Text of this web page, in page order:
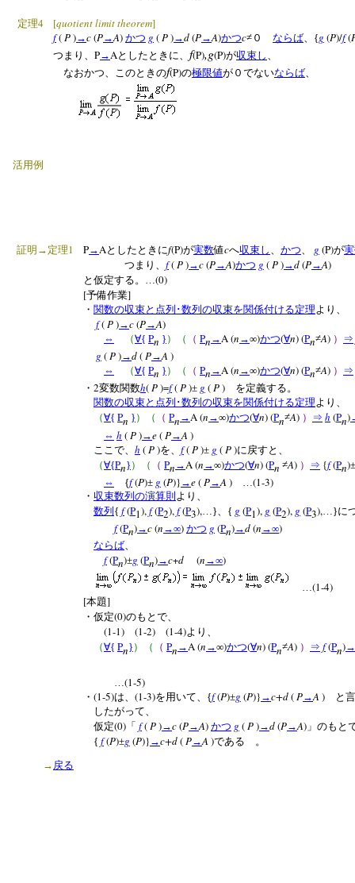
定理4 [quotient limit theorem]
f(P)→c(P→A) かつ g (P)→d(P→A)かつc≠０ ならば、{g (P)/f(
つまり、 P→Aとしたときに、 f(P),g(P)が収束し 、
なおかつ、このときのf(P)の極限値が０でないならば、
活用例
証明→定理1 P→Aとしたときにf(P)が実数値cへ収束し 、 かつ、 g (P)が
つまり、 f(P)→c(P→A)かつ g (P)→d(P→A)
と仮定する。…(0)
[予備作業]
・ 関数の収束と点列･数列の収束を関係付ける定理より、
f(P)→c(P→A)
⇔ （∀{ Pn } ）（ （ Pn →A (n →∞)かつ(∀n) (Pn≠A) ） ⇒
g (P)→d(P→A )
⇔ （∀{ Pn } ）（ （ Pn →A (n →∞)かつ(∀n) (Pn≠A) ） ⇒
・ 2変数関数h(P)=f(P)± g (P) を定義する。
関数の収束と点列･数列の収束を関係付ける定理より、
（∀{ Pn } ）（ （ Pn →A (n →∞)かつ(∀n) (Pn≠A) ） ⇒ h (Pn)
⇔ h ( P)→e( P→A )
ここで、 h ( P)を、 f( P)± g ( P)に戻すと、
（∀{Pn} ）（ （ Pn → A (n →∞)かつ(∀n) (Pn ≠A) ） ⇒ {f(Pn)±
⇔
{f(P)± g (P)} →e(P→A ) (1-3)
・ 収束数列の演算則 より、
数列 { f(P1),f(P2),f(P3), …}、{ g (P1), g (P2), g (P3), …}に
f(Pn)→c(n →∞) かつ g (Pn)→d(n →∞)
ならば、
f(Pn)±g (Pn)→c+d (n →∞)
…(1-4)
[本題]
・仮定(0)のもとで、
(1-1) (1-2) (1-4)より、
（∀{ Pn} ）（ （ Pn →A (n →∞)かつ(∀n) (Pn≠A) ） ⇒ f(Pn)→
(1-5)
・ (1-5)は、 (1-3)を用いて、{f(P)±g (P)} →c+d(P→A ) と言
したがって、
仮定(0) 「 f(P)→c(P→A) かつ g (P)→d(P→A) 」のもと
{ f(P)±g (P)} →c+d(P→A )である 。
→ 戻る